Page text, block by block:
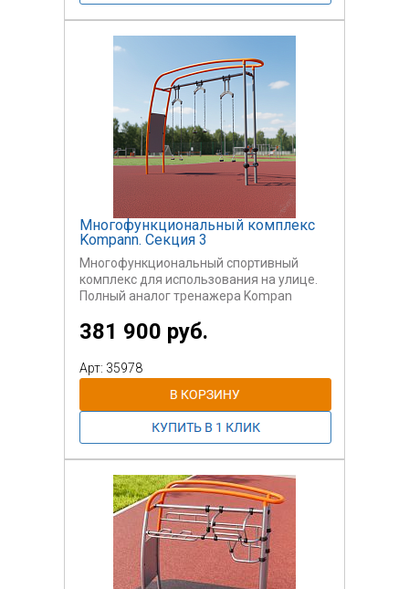
Многофункциональный комплекс
Kompann. Секция 3
Многофункциональный спортивный
комплекс для использования на улице.
Полный аналог тренажера Kompan
Может быть использован
самостоятельно или вместе с другими
секциями.
Данный комплекс содержит различные
варианты атлетических колец, на
которых можно заниматься кроссфитом.
Для пользователей старше 14 лет.
381 900 руб.
Арт: 35978